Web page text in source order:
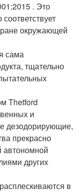
. Это
окружающей
сама
тщательно
Thetford
и
дезодорирующие,
прекрасно
автономной
других
в